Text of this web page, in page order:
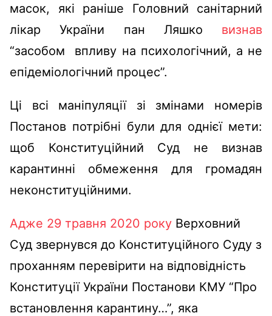
масок, які раніше Головний санітарний
лікар України пан Ляшко визнав
“засобом впливу на психологічний, а не
епідеміологічний процес”.
Ці всі маніпуляції зі змінами номерів
Постанов потрібні були для однієї мети:
щоб Конституційний Суд не визнав
карантинні обмеження для громадян
неконституційними.
Адже 29 травня 2020 року Верховний
Суд звернувся до Конституційного Суду з
проханням перевірити на відповідність
Конституції України Постанови КМУ “Про
встановлення карантину…”, яка